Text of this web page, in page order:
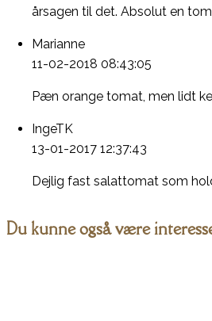
årsagen til det. Absolut en
Marianne
11-02-2018 08:43:05
Pæn orange tomat, men lidt
IngeTK
13-01-2017 12:37:43
Dejlig fast salattomat som
Du kunne også være